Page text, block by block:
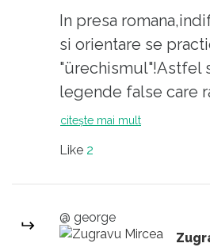
Ca urmare Ciolos a vrut
dar a dat-o cu oistea in gard.
Mai mult decat atat,
fara cravata, cu haina
arata lipsa de rspect
Si mai are o calitate
vorbe.Atat.
In presa
si orientare se
"ürechismul"!Astfel
legende false care
indiferent de
pe care dl.
o chiar si in scris
colectiva
citește mai mult
Like 2
@ george